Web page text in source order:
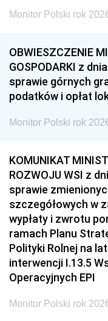
Monitor Polski rok
OBWIESZCZENIE
GOSPODARKI z
sprawie górnych
podatków i opłat
Monitor Polski rok
KOMUNIKAT
ROZWOJU WSI z
sprawie
szczegółowych w
wypłaty i zwrotu
ramach Planu
Polityki Rolnej na
interwencji I.13.5
Operacyjnych EPI
Monitor Polski rok